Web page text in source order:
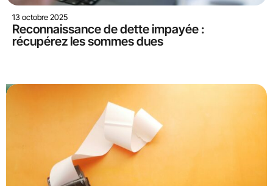
13 octobre 2025
Reconnaissance de dette impayée :
récupérez les sommes dues